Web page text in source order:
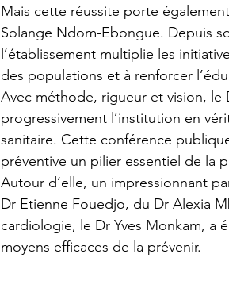
Mais cette réussite porte
Solange Ndom-Ebongue. Depuis
l’établissement multiplie les
des populations et à renforcer
Avec méthode, rigueur et vision, le
progressivement l’institution en
sanitaire. Cette conférence
préventive un pilier essentiel de la
Autour d’elle, un impressionnant
Dr Etienne Fouedjo, du Dr Alexia
cardiologie, le Dr Yves Monkam, a
moyens efficaces de la prévenir.